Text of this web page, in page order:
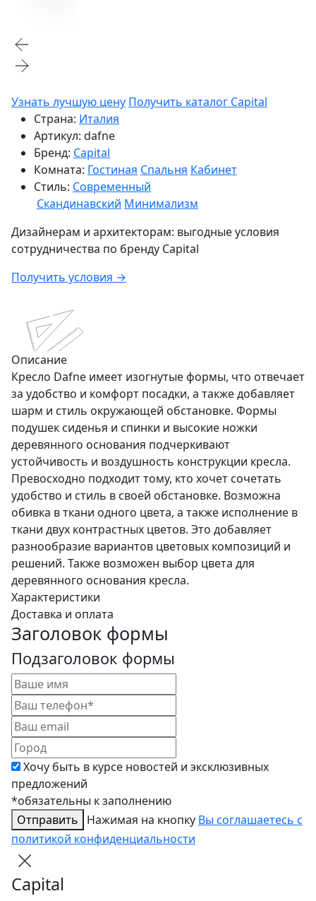
Узнать лучшую цену Получить каталог Capital
Страна: Италия
Артикул: dafne
Бренд: Capital
Комната: Гостиная Спальня Кабинет
Стиль: Современный
Скандинавский Минимализм
Дизайнерам и архитекторам: выгодные условия
сотрудничества по бренду Capital
Получить условия →
Описание
Кресло Dafne имеет изогнутые формы, что отвечает
за удобство и комфорт посадки, а также добавляет
шарм и стиль окружающей обстановке. Формы
подушек сиденья и спинки и высокие ножки
деревянного основания подчеркивают
устойчивость и воздушность конструкции кресла.
Превосходно подходит тому, кто хочет сочетать
удобство и стиль в своей обстановке. Возможна
обивка в ткани одного цвета, а также исполнение в
ткани двух контрастных цветов. Это добавляет
разнообразие вариантов цветовых композиций и
решений. Также возможен выбор цвета для
деревянного основания кресла.
Характеристики
Доставка и оплата
Заголовок формы
Подзаголовок формы
Хочу быть в курсе новостей и эксклюзивных
предложений
*обязательны к заполнению
Отправить
Нажимая на кнопку Вы соглашаетесь с
политикой конфиденциальности
Capital